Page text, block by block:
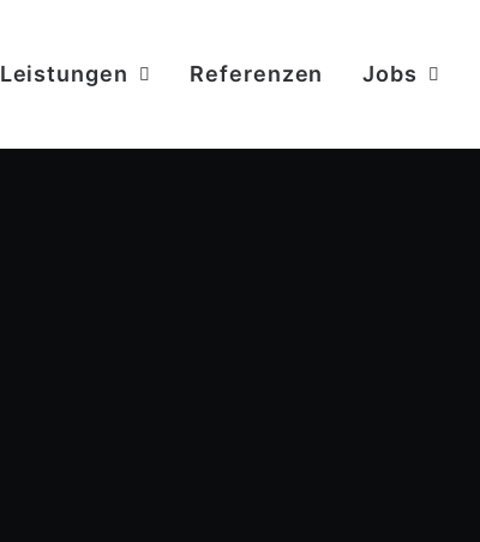
Leistungen Referenzen Jobs